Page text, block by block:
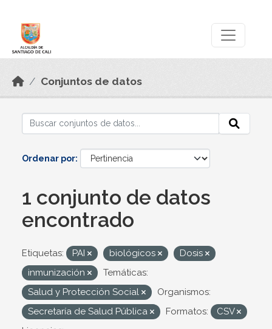
Conjuntos de datos
Ordenar por
1 conjunto de datos
encontrado
Etiquetas: PAI biológicos
Dosis
inmunización
Temáticas:
Salud y Protección Social
Organismos:
Secretaría de Salud Pública
Formatos:
CSV